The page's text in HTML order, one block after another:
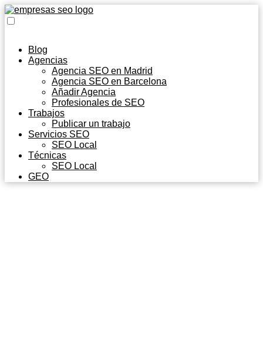
Blog
Agencias
Agencia SEO en Madrid
Agencia SEO en Barcelona
Añadir Agencia
Profesionales de SEO
Trabajos
Publicar un trabajo
Servicios SEO
SEO Local
Técnicas
SEO Local
GEO